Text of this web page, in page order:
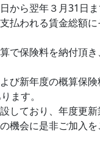
から翌年３月31日
払われる賃金総額
で保険料を納付頂
び新年度の概算保
ます。
しており、年度更
機会に是非ご加入